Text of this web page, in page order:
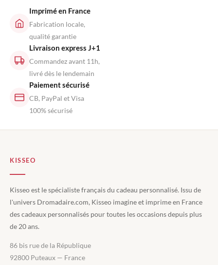
Imprimé en France
Fabrication locale,
qualité garantie
Livraison express J+1
Commandez avant 11h,
livré dès le lendemain
Paiement sécurisé
CB, PayPal et Visa
100% sécurisé
KISSEO
Kisseo est le spécialiste français du cadeau personnalisé. Issu de
l'univers Dromadaire.com, Kisseo imagine et imprime en France
des cadeaux personnalisés pour toutes les occasions depuis plus
de 20 ans.
86 bis rue de la République
92800 Puteaux — France